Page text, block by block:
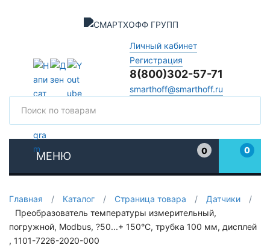
Личный кабинет
Регистрация
8(800)302-57-71
smarthoff@smarthoff.ru
МЕНЮ
0
0
Главная / Каталог / Страница товара / Датчики
/
Преобразователь температуры измерительный,
погружной, Modbus, ?50...+ 150°C, трубка 100 мм, дисплей
, 1101-7226-2020-000